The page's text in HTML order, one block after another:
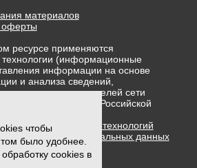
материалов
оферты
ресурсе применяются
(информационные
информации на основе
и анализа сведений,
пользователей сети
на территории Российской
рекомендательных технологий
обработки персональных данных
файлов cookie
чтобы
было удобнее.
cookies в